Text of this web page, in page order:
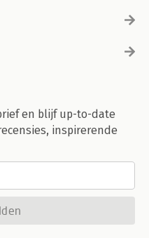
en blijf up-to-date
inspirerende